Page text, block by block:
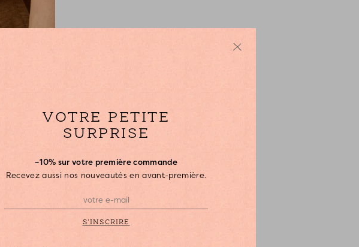
VOTRE PETITE
SURPRISE
–10% sur votre première commande
Recevez aussi nos nouveautés en avant-première.
S'INSCRIRE